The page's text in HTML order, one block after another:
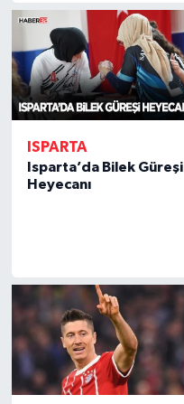
ISPARTA
Isparta’da Bilek Güreşi
Heyecanı